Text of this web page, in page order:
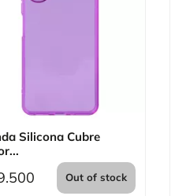
Vista rápida
Silicona Cubre
Out of stock